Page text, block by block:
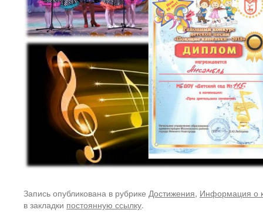
Запись опубликована в рубрике Достижения, Информация о
в закладки постоянную ссылку.